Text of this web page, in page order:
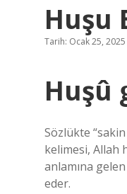
Huşu
Tarih: Ocak 25, 2025
Huşû
Sözlükte
kelimesi, Allah
anlamına
eder.